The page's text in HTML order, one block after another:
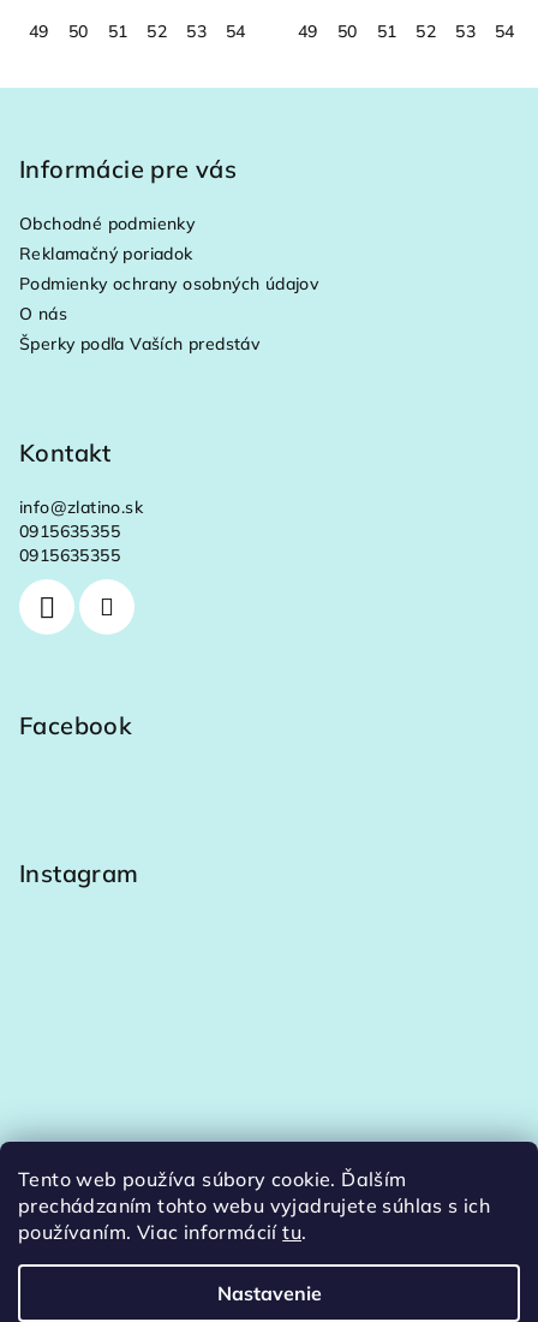
Tento web používa súbory cookie. Ďalším
prechádzaním tohto webu vyjadrujete súhlas s ich
používaním. Viac informáciítu.
Nastavenie
49 50 51 52 53 54 56 57 58 59 60 61
49 50 51 52 53 54
Informácie pre vás
Obchodné podmienky
Reklamačný poriadok
Podmienky ochrany osobných údajov
O nás
Šperky podľa Vaších predstáv
Kontakt
info@zlatino.sk
0915635355
0915635355
Facebook
Instagram
Sledovať na Instagrame